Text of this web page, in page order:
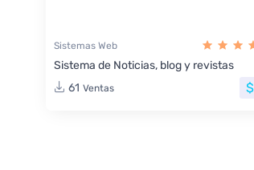
Sistemas Web
Sistema de Noticias, blog y revistas
61 Ventas